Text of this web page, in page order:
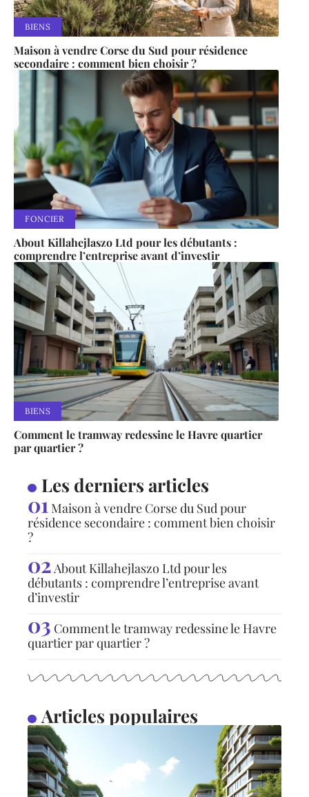
BIENS
Maison à vendre Corse du Sud pour résidence
secondaire : comment bien choisir ?
FONCIER
About Killahejlaszo Ltd pour les débutants :
comprendre l’entreprise avant d’investir
BIENS
Comment le tramway redessine le Havre quartier
par quartier ?
Les derniers articles
Maison à vendre Corse du Sud pour
résidence secondaire : comment bien choisir
?
About Killahejlaszo Ltd pour les
débutants : comprendre l’entreprise avant
d’investir
Comment le tramway redessine le Havre
quartier par quartier ?
Articles populaires